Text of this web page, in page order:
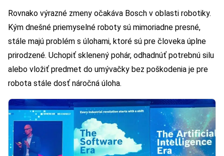
Rovnako výrazné zmeny očakáva Bosch v oblasti robotiky.
Kým dnešné priemyselné roboty sú mimoriadne presné,
stále majú problém s úlohami, ktoré sú pre človeka úplne
prirodzené. Uchopiť sklenený pohár, odhadnúť potrebnú silu
alebo vložiť predmet do umývačky bez poškodenia je pre
robota stále dosť náročná úloha.